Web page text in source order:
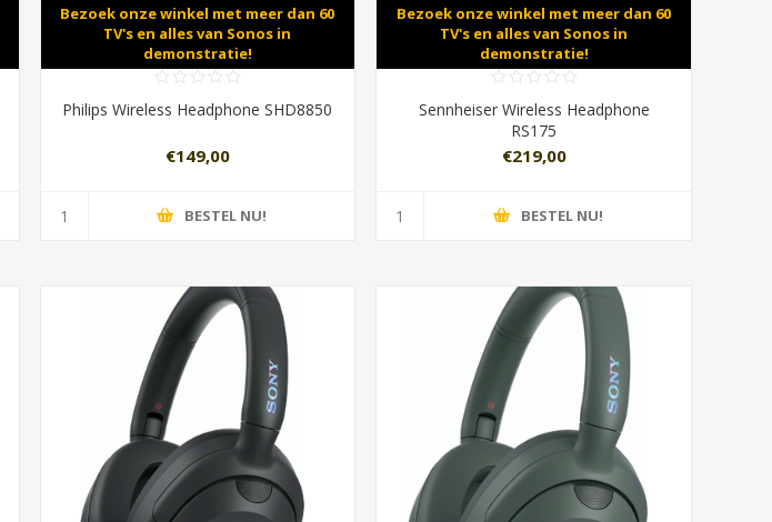
Bezoek onze winkel met meer dan 60
TV's en alles van Sonos in
demonstratie!
Philips Wireless Headphone SHD8850
€149,00
BESTEL NU!
Bezoek onze winkel met meer dan 60
TV's en alles van Sonos in
demonstratie!
Sennheiser Wireless Headphone
RS175
€219,00
BESTEL NU!